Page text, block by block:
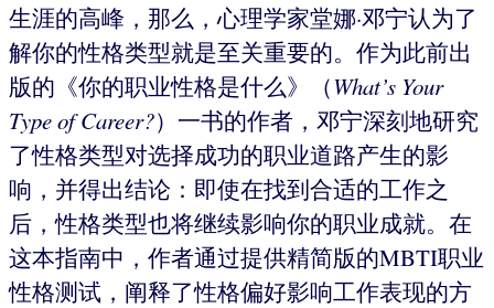
生涯的高峰，那么，心理学家堂娜·邓宁认为了
解你的性格类型就是至关重要的。作为此前出
版的《你的职业性格是什么》（What’s Your
Type of Career?）一书的作者，邓宁深刻地研究
了性格类型对选择成功的职业道路产生的影
响，并得出结论：即使在找到合适的工作之
后，性格类型也将继续影响你的职业成就。在
这本指南中，作者通过提供精简版的MBTI职业
性格测试，阐释了性格偏好影响工作表现的方